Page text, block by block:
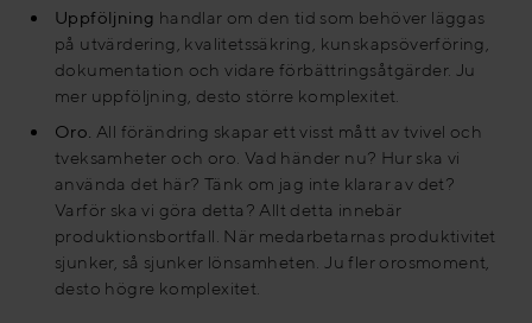
Uppföljning handlar om den tid som behöver läggas
på utvärdering, kvalitetssäkring, kunskapsöverföring,
dokumentation och vidare förbättringsåtgärder. Ju
mer uppföljning, desto större komplexitet.
Oro. All förändring skapar ett visst mått av tvivel och
tveksamheter och oro. Vad händer nu? Hur ska vi
använda det här? Tänk om jag inte klarar av det?
Varför ska vi göra detta? Allt detta innebär
produktionsbortfall. När medarbetarnas produktivitet
sjunker, så sjunker lönsamheten. Ju fler orosmoment,
desto högre komplexitet.